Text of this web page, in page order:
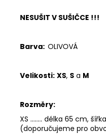
NESUŠIT V SUŠIČCE !!!
Barva: OLIVOVÁ
Velikosti: XS, S a M
Rozměry:
XS ........ délka 65 cm,
(doporučujeme pro